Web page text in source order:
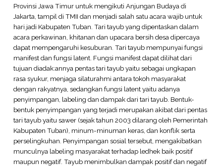
Provinsi Jawa Timur untuk mengikuti Anjungan Budaya di
Jakarta, tampil di TMII dan menjadi salah satu acara wajib untuk
hari jadi Kabupaten Tuban. Tari tayub yang dipentaskan dalam
acara perkawinan, khitanan dan upacara bersih desa dipercaya
dapat mempengaruhi kesuburan. Tari tayub mempunyai fungsi
manifest dan fungsi latent. Fungsi manifest dapat dilihat dari
tujuan diadak:annya pentas tari tayub yaitu sebagai ungkapan
rasa syukur, menjaga silaturahmi antara tokoh masyarakat
dengan rakyatnya, sedangkan fungsi latent yaitu adanya
penyimpangan, labeling dan dampak dari tari tayub. Bentuk-
bentuk penyimpangan yang terjadi merupakan akibat dari pentas
tari tayub yaitu sawer (sejak tahun 2003 dilarang oleh Pemerintah
Kabupaten Tuban), minum-minuman keras, dan konflik serta
perselingkuhan. Penyimpangan sosial tersebut, mengakibatkan
munculnya labeling masyarakat terhadap ledhek baik positif
maupun negatif. Tayub menimbulkan dampak positif dan negatif